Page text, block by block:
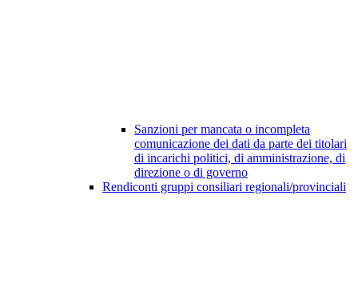
Sanzioni per mancata o incompleta
comunicazione dei dati da parte dei titolari
di incarichi politici, di amministrazione, di
direzione o di governo
Rendiconti gruppi consiliari regionali/provinciali